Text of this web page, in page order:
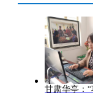
甘肃华亭：